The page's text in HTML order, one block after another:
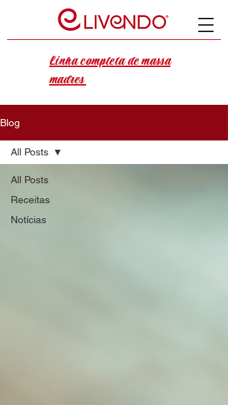
Linha completa de massa
madres
Blog
All Posts
Receitas
Notícias
All Posts